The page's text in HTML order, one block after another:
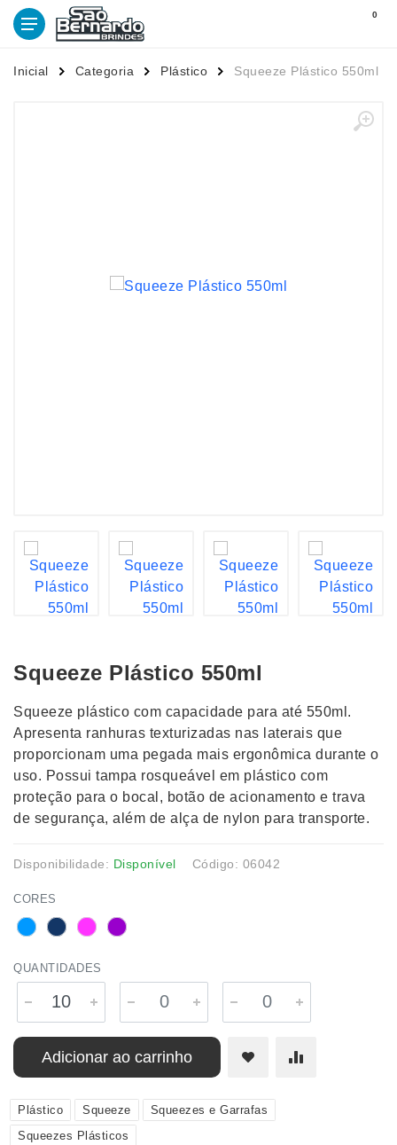
0
Inicial Categoria Plástico Squeeze Plástico 550ml
Squeeze Plástico 550ml
Squeeze plástico com capacidade para até 550ml.
Apresenta ranhuras texturizadas nas laterais que
proporcionam uma pegada mais ergonômica durante o
uso. Possui tampa rosqueável em plástico com
proteção para o bocal, botão de acionamento e trava
de segurança, além de alça de nylon para transporte.
Disponibilidade: Disponível Código: 06042
CORES
QUANTIDADES
Adicionar ao carrinho
Plástico Squeeze
Squeezes e Garrafas
Squeezes Plásticos